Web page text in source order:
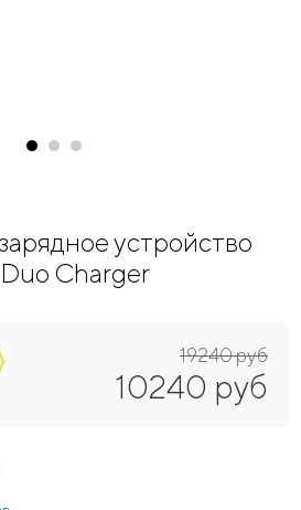
устройство
Charger
19240 руб
10240 руб